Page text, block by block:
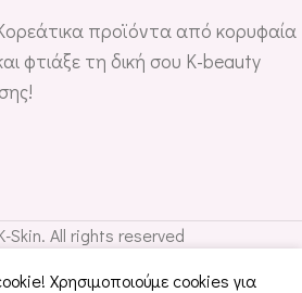
προϊόντα από κορυφαία
φτιάξε τη δική σου K-beauty
Skin. All rights reserved
Χρησιμοποιούμε cookies για